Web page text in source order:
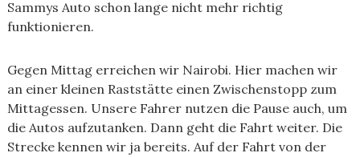
Sammys Auto schon lange nicht mehr richtig
funktionieren.
Gegen Mittag erreichen wir Nairobi. Hier machen wir
an einer kleinen Raststätte einen Zwischenstopp zum
Mittagessen. Unsere Fahrer nutzen die Pause auch, um
die Autos aufzutanken. Dann geht die Fahrt weiter. Die
Strecke kennen wir ja bereits. Auf der Fahrt von der